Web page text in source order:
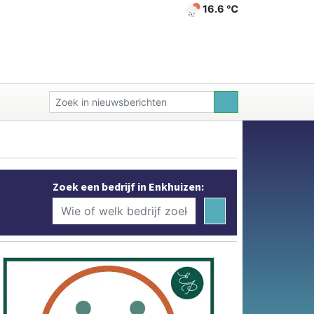
16.6 ℃
Zoek een bedrijf in Enkhuizen: